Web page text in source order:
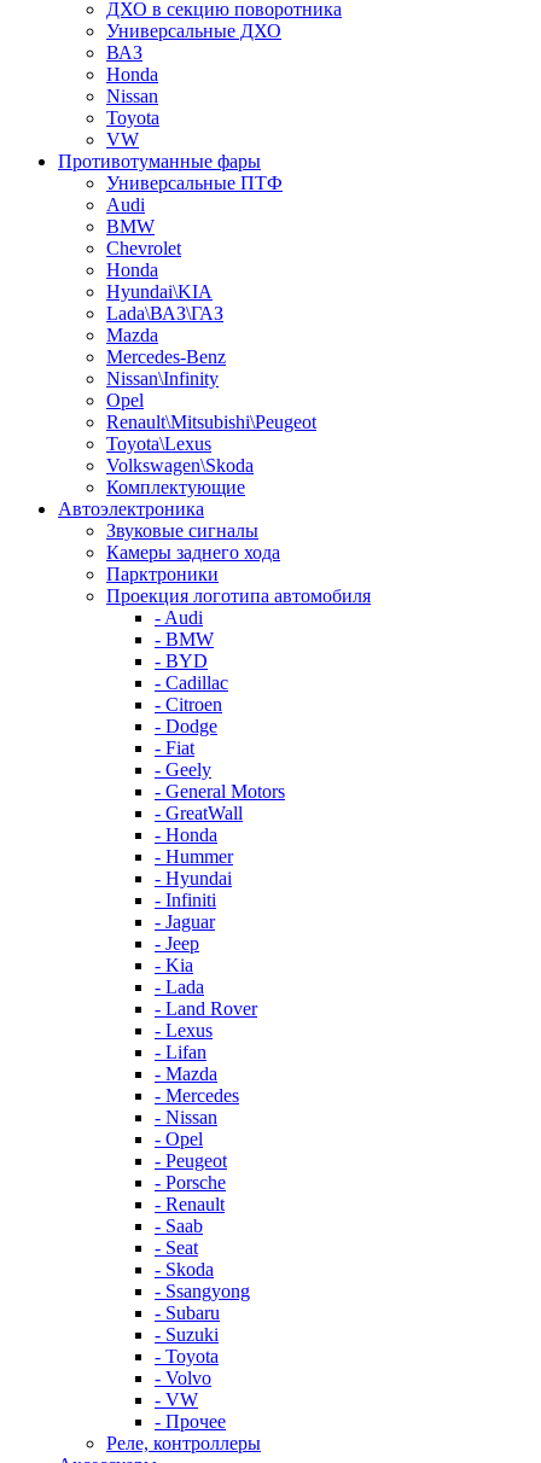
ДХО в секцию поворотника
Универсальные ДХО
ВАЗ
Honda
Nissan
Toyota
VW
Противотуманные фары
Универсальные ПТФ
Audi
BMW
Chevrolet
Honda
Hyundai\KIA
Lada\ВАЗ\ГАЗ
Mazda
Mercedes-Benz
Nissan\Infinity
Opel
Renault\Mitsubishi\Peugeot
Toyota\Lexus
Volkswagen\Skoda
Комплектующие
Автоэлектроника
Звуковые сигналы
Камеры заднего хода
Парктроники
Проекция логотипа автомобиля
- Audi
- BMW
- BYD
- Cadillac
- Citroen
- Dodge
- Fiat
- Geely
- General Motors
- GreatWall
- Honda
- Hummer
- Hyundai
- Infiniti
- Jaguar
- Jeep
- Kia
- Lada
- Land Rover
- Lexus
- Lifan
- Mazda
- Mercedes
- Nissan
- Opel
- Peugeot
- Porsche
- Renault
- Saab
- Seat
- Skoda
- Ssangyong
- Subaru
- Suzuki
- Toyota
- Volvo
- VW
- Прочее
Реле, контроллеры